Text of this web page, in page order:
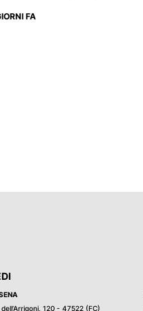
FA
120 - 47522 (FC)